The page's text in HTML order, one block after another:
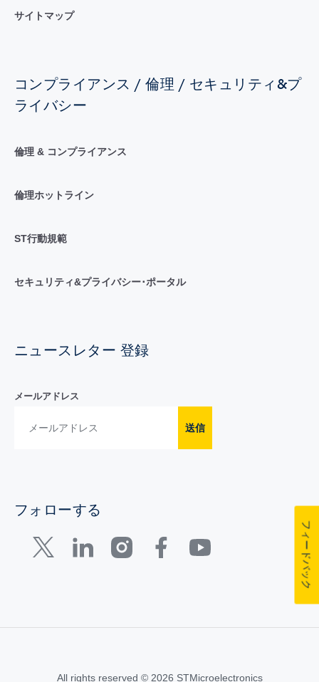
サイトマップ
コンプライアンス / 倫理 / セキュリティ&プ
ライバシー
倫理 & コンプライアンス
倫理ホットライン
ST行動規範
セキュリティ&プライバシー･ポータル
ニュースレター 登録
メールアドレス
送信
フォローする
All rights reserved © 2026 STMicroelectronics
フィードバック